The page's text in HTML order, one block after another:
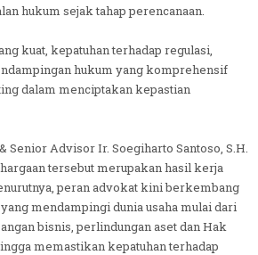
hukum sejak tahap perencanaan.
kuat, kepatuhan terhadap regulasi,
hukum yang komprehensif
dalam menciptakan kepastian
Senior Advisor Ir. Soegiharto Santoso, S.H.
tersebut merupakan hasil kerja
peran advokat kini berkembang
mendampingi dunia usaha mulai dari
bisnis, perlindungan aset dan Hak
memastikan kepatuhan terhadap